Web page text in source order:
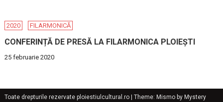
2020 FILARMONICĂ
CONFERINȚĂ DE PRESĂ LA FILARMONICA PLOIEȘTI
25 februarie 2020
Toate drepturile rezervate ploiestiulcultural.ro Theme: Mismo by Mystery